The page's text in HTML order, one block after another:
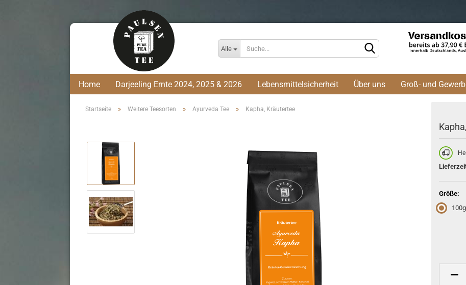
Lieferland
Alle
Home Darjeeling Ernte 2024, 2025 & 2026 Lebensmittelsicherheit Über uns Groß- und
Startseite » Weitere Teesorten » Ayurveda Tee » Kapha, Kräutertee
Größe: